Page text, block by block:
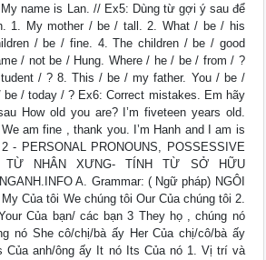
name is Lan. // Ex5: Dùng từ gợi ý sau để
1. My mother / be / tall. 2. What / be / his
/ be / fine. 4. The children / be / good
/ not be / Hung. Where / he / be / from / ?
/ ? 8. This / be / my father. You / be /
be / today / ? Ex6: Correct mistakes. Em hãy
How old you are? I’m fiveteen years old.
am fine , thank you. I’m Hanh and I am is
- PERSONAL PRONOUNS, POSSESSIVE
TỪ NHÂN XƯNG- TÍNH TỪ SỞ HỮU
A. Grammar: ( Ngữ pháp) NGÔI
Của tôi We chúng tôi Our Của chúng tôi 2.
Của bạn/ các bạn 3 They họ , chúng nó
nó She cô/chị/bà ấy Her Của chị/cô/bà ấy
Của anh/ông ấy It nó Its Của nó 1. Vị trí và